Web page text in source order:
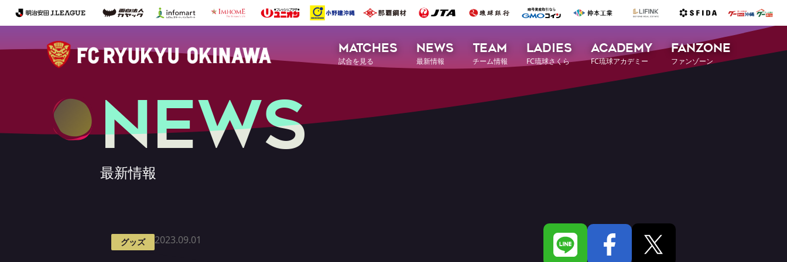
MATCHES
試合を見る
NEWS
最新情報
TEAM
チーム情報
LADIES
FC琉球さくら
ACADEMY
FC琉球アカデミー
FANZONE
ファンゾーン
NEWS
最新情報
グッズ 2023.09.01